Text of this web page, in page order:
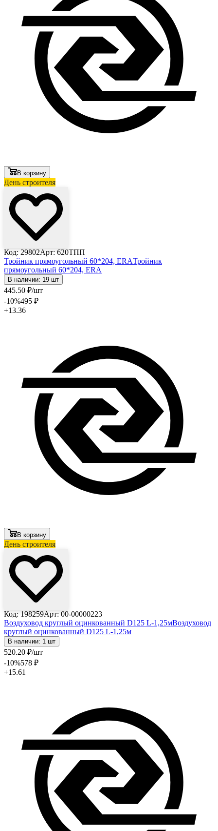
В корзину
День строителя
Код: 29802Арт: 620ТПП
Тройник прямоугольный 60*204, ERAТройник
прямоугольный 60*204, ERA
В наличии: 19 шт
445.50 ₽/шт
-10%495 ₽
+13.36
В корзину
День строителя
Код: 198259Арт: 00-00000223
Воздуховод круглый оцинкованный D125 L-1,25мВоздуховод
круглый оцинкованный D125 L-1,25м
В наличии: 1 шт
520.20 ₽/шт
-10%578 ₽
+15.61